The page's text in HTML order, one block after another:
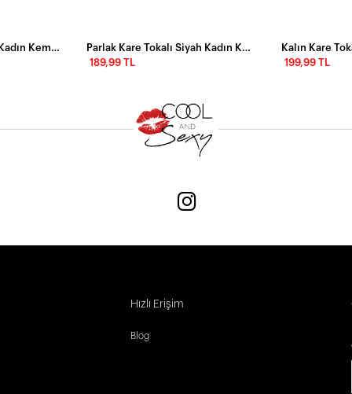
189,99 TL
199,99 TL
Hızlı Erişim
Blog